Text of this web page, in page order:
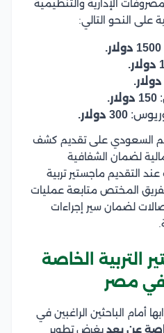
الإدارية والتنظيمية
على النحو التالي:
1500 دولار.
150 دولار.
300 دولار.
السعودي على تقديم كشف
لضمان الشفافية
التقديم ماجستير تربية
المختص متابعة عمليات
لضمان سير إجراءات
الخاصة
في مصر
أمام الباحثين الراغبين في
عن بعد بغرض تطوير